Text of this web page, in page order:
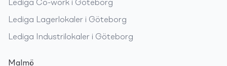
Lediga Co-work i Göteborg
Lediga Lagerlokaler i Göteborg
Lediga Industrilokaler i Göteborg
Malmö